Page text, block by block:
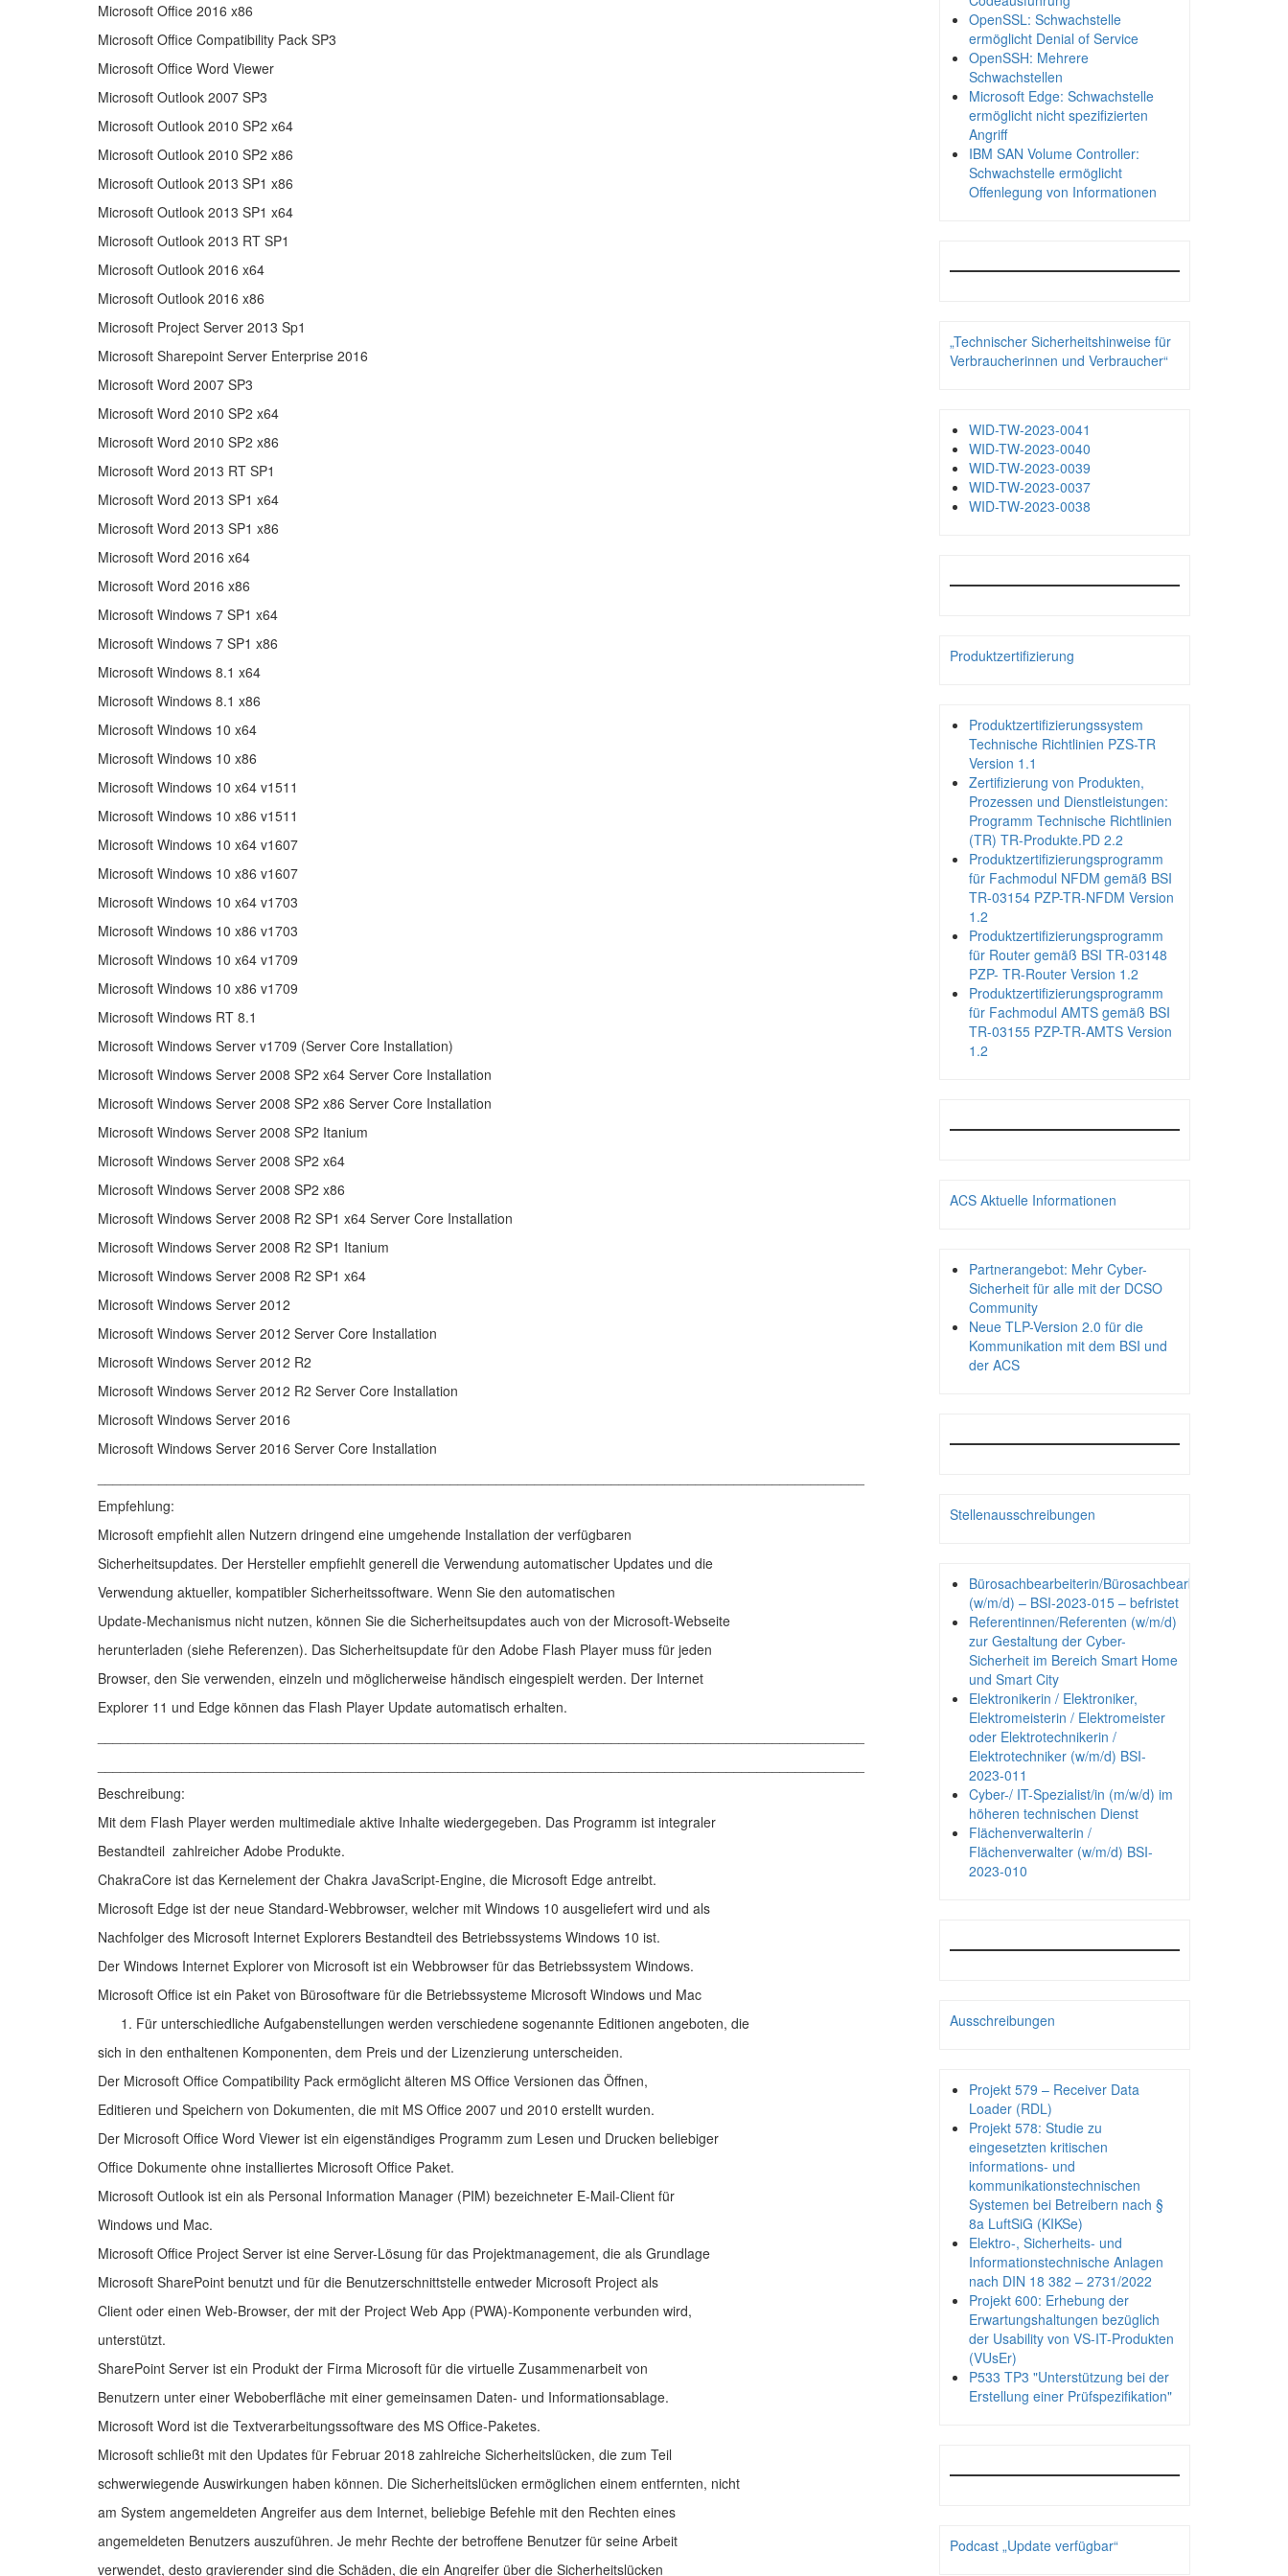
Microsoft Office 2016 x86
Microsoft Office Compatibility Pack SP3
Microsoft Office Word Viewer
Microsoft Outlook 2007 SP3
Microsoft Outlook 2010 SP2 x64
Microsoft Outlook 2010 SP2 x86
Microsoft Outlook 2013 SP1 x86
Microsoft Outlook 2013 SP1 x64
Microsoft Outlook 2013 RT SP1
Microsoft Outlook 2016 x64
Microsoft Outlook 2016 x86
Microsoft Project Server 2013 Sp1
Microsoft Sharepoint Server Enterprise 2016
Microsoft Word 2007 SP3
Microsoft Word 2010 SP2 x64
Microsoft Word 2010 SP2 x86
Microsoft Word 2013 RT SP1
Microsoft Word 2013 SP1 x64
Microsoft Word 2013 SP1 x86
Microsoft Word 2016 x64
Microsoft Word 2016 x86
Microsoft Windows 7 SP1 x64
Microsoft Windows 7 SP1 x86
Microsoft Windows 8.1 x64
Microsoft Windows 8.1 x86
Microsoft Windows 10 x64
Microsoft Windows 10 x86
Microsoft Windows 10 x64 v1511
Microsoft Windows 10 x86 v1511
Microsoft Windows 10 x64 v1607
Microsoft Windows 10 x86 v1607
Microsoft Windows 10 x64 v1703
Microsoft Windows 10 x86 v1703
Microsoft Windows 10 x64 v1709
Microsoft Windows 10 x86 v1709
Microsoft Windows RT 8.1
Microsoft Windows Server v1709 (Server Core Installation)
Microsoft Windows Server 2008 SP2 x64 Server Core Installation
Microsoft Windows Server 2008 SP2 x86 Server Core Installation
Microsoft Windows Server 2008 SP2 Itanium
Microsoft Windows Server 2008 SP2 x64
Microsoft Windows Server 2008 SP2 x86
Microsoft Windows Server 2008 R2 SP1 x64 Server Core Installation
Microsoft Windows Server 2008 R2 SP1 Itanium
Microsoft Windows Server 2008 R2 SP1 x64
Microsoft Windows Server 2012
Microsoft Windows Server 2012 Server Core Installation
Microsoft Windows Server 2012 R2
Microsoft Windows Server 2012 R2 Server Core Installation
Microsoft Windows Server 2016
Microsoft Windows Server 2016 Server Core Installation
Empfehlung:
Microsoft empfiehlt allen Nutzern dringend eine umgehende Installation der verfügbaren
Sicherheitsupdates. Der Hersteller empfiehlt generell die Verwendung automatischer Updates und die
Verwendung aktueller, kompatibler Sicherheitssoftware. Wenn Sie den automatischen
Update-Mechanismus nicht nutzen, können Sie die Sicherheitsupdates auch von der Microsoft-Webseite
herunterladen (siehe Referenzen). Das Sicherheitsupdate für den Adobe Flash Player muss für jeden
Browser, den Sie verwenden, einzeln und möglicherweise händisch eingespielt werden. Der Internet
Explorer 11 und Edge können das Flash Player Update automatisch erhalten.
Beschreibung:
Mit dem Flash Player werden multimediale aktive Inhalte wiedergegeben. Das Programm ist integraler
Bestandteil zahlreicher Adobe Produkte.
ChakraCore ist das Kernelement der Chakra JavaScript-Engine, die Microsoft Edge antreibt.
Microsoft Edge ist der neue Standard-Webbrowser, welcher mit Windows 10 ausgeliefert wird und als
Nachfolger des Microsoft Internet Explorers Bestandteil des Betriebssystems Windows 10 ist.
Der Windows Internet Explorer von Microsoft ist ein Webbrowser für das Betriebssystem Windows.
Microsoft Office ist ein Paket von Bürosoftware für die Betriebssysteme Microsoft Windows und Mac
Für unterschiedliche Aufgabenstellungen werden verschiedene sogenannte Editionen angeboten, die
sich in den enthaltenen Komponenten, dem Preis und der Lizenzierung unterscheiden.
Der Microsoft Office Compatibility Pack ermöglicht älteren MS Office Versionen das Öffnen,
Editieren und Speichern von Dokumenten, die mit MS Office 2007 und 2010 erstellt wurden.
Der Microsoft Office Word Viewer ist ein eigenständiges Programm zum Lesen und Drucken beliebiger
Office Dokumente ohne installiertes Microsoft Office Paket.
Microsoft Outlook ist ein als Personal Information Manager (PIM) bezeichneter E-Mail-Client für
Windows und Mac.
Microsoft Office Project Server ist eine Server-Lösung für das Projektmanagement, die als Grundlage
Microsoft SharePoint benutzt und für die Benutzerschnittstelle entweder Microsoft Project als
Client oder einen Web-Browser, der mit der Project Web App (PWA)-Komponente verbunden wird,
unterstützt.
SharePoint Server ist ein Produkt der Firma Microsoft für die virtuelle Zusammenarbeit von
Benutzern unter einer Weboberfläche mit einer gemeinsamen Daten- und Informationsablage.
Microsoft Word ist die Textverarbeitungssoftware des MS Office-Paketes.
Microsoft schließt mit den Updates für Februar 2018 zahlreiche Sicherheitslücken, die zum Teil
schwerwiegende Auswirkungen haben können. Die Sicherheitslücken ermöglichen einem entfernten, nicht
am System angemeldeten Angreifer aus dem Internet, beliebige Befehle mit den Rechten eines
angemeldeten Benutzers auszuführen. Je mehr Rechte der betroffene Benutzer für seine Arbeit
verwendet, desto gravierender sind die Schäden, die ein Angreifer über die Sicherheitslücken
OpenSSL: Schwachstelle
ermöglicht Denial of Service
OpenSSH: Mehrere
Schwachstellen
Microsoft Edge: Schwachstelle
ermöglicht nicht spezifizierten
Angriff
IBM SAN Volume Controller:
Schwachstelle ermöglicht
Offenlegung von Informationen
„Technischer Sicherheitshinweise für
Verbraucherinnen und Verbraucher“
WID-TW-2023-0041
WID-TW-2023-0040
WID-TW-2023-0039
WID-TW-2023-0037
WID-TW-2023-0038
Produktzertifizierung
Produktzertifizierungssystem
Technische Richtlinien PZS-TR
Version 1.1
Zertifizierung von Produkten,
Prozessen und Dienstleistungen:
Programm Technische Richtlinien
(TR) TR-Produkte.PD 2.2
Produktzertifizierungsprogramm
für Fachmodul NFDM gemäß BSI
TR-03154 PZP-TR-NFDM Version
1.2
Produktzertifizierungsprogramm
für Router gemäß BSI TR-03148
PZP- TR-Router Version 1.2
Produktzertifizierungsprogramm
für Fachmodul AMTS gemäß BSI
TR-03155 PZP-TR-AMTS Version
1.2
ACS Aktuelle Informationen
Partnerangebot: Mehr Cyber-
Sicherheit für alle mit der DCSO
Community
Neue TLP-Version 2.0 für die
Kommunikation mit dem BSI und
der ACS
Stellenausschreibungen
Bürosachbearbeiterin/Bürosachbearbeiter
(w/m/d) – BSI-2023-015 – befristet
Referentinnen/Referenten (w/m/d)
zur Gestaltung der Cyber-
Sicherheit im Bereich Smart Home
und Smart City
Elektronikerin / Elektroniker,
Elektromeisterin / Elektromeister
oder Elektrotechnikerin /
Elektrotechniker (w/m/d) BSI-
2023-011
Cyber-/ IT-Spezialist/in (m/w/d) im
höheren technischen Dienst
Flächenverwalterin /
Flächenverwalter (w/m/d) BSI-
2023-010
Ausschreibungen
Projekt 579 – Receiver Data
Loader (RDL)
Projekt 578: Studie zu
eingesetzten kritischen
informations- und
kommunikationstechnischen
Systemen bei Betreibern nach §
8a LuftSiG (KIKSe)
Elektro-, Sicherheits- und
Informationstechnische Anlagen
nach DIN 18 382 – 2731/2022
Projekt 600: Erhebung der
Erwartungshaltungen bezüglich
der Usability von VS-IT-Produkten
(VUsEr)
P533 TP3 "Unterstützung bei der
Erstellung einer Prüfspezifikation"
Podcast „Update verfügbar“